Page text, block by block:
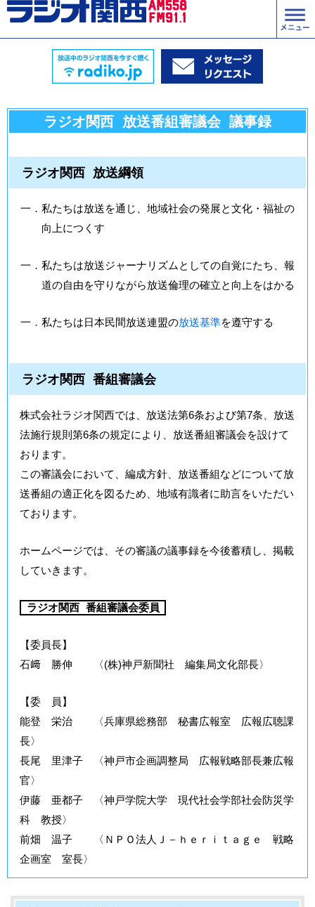
ラジオ関西 放送番組審議会 議事録
ラジオ関西 放送綱領
一．私たちは放送を通じ、地域社会の発展と文化・福祉の
向上につくす
一．私たちは放送ジャーナリズムとしての自覚にたち、報
道の自由を守りながら放送倫理の確立と向上をはかる
一．私たちは日本民間放送連盟の放送基準を遵守する
ラジオ関西 番組審議会
株式会社ラジオ関西では、放送法第6条および第7条、放送
法施行規則第6条の規定により、放送番組審議会を設けて
おります。
この審議会において、編成方針、放送番組などについて放
送番組の適正化を図るため、地域有識者に助言をいただい
ております。
ホームページでは、その審議の議事録を今後蓄積し、掲載
していきます。
ラジオ関西 番組審議会委員
【委員長】
石﨑 勝伸 〈(株)神戸新聞社 編集局文化部長〉
【委 員】
能登 栄治 〈兵庫県総務部 秘書広報室 広報広聴課
長〉
長尾 里津子 〈神戸市企画調整局 広報戦略部長兼広報
官〉
伊藤 亜都子 〈神戸学院大学 現代社会学部社会防災学
科 教授〉
前畑 温子 〈ＮＰＯ法人Ｊ－ｈｅｒｉｔａｇｅ 戦略
企画室 室長〉